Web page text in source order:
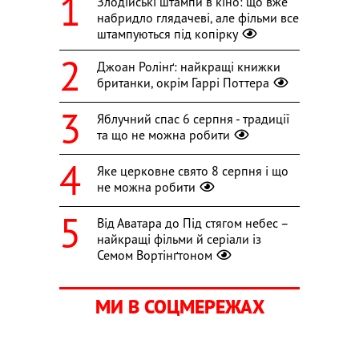
набридло глядачеві, але фільми все
штампуються під копірку
Джоан Ролінґ: найкращі книжки
британки, окрім Гаррі Поттера
Яблучний спас 6 серпня - традиції
та що не можна робити
Яке церковне свято 8 серпня і що
не можна робити
Від Аватара до Під стягом небес –
найкращі фільми й серіали із
Семом Вортінґтоном
МИ В СОЦМЕРЕЖАХ